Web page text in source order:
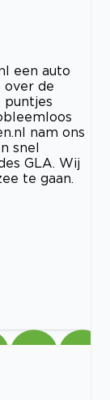
een auto
de
puntjes
nam ons
snel
GLA. Wij
te gaan.